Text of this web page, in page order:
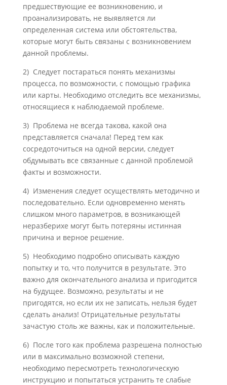
предшествую­щие ее возникновению, и
проанализировать, не выявляется ли
определенная система или обстоятельства,
которые могут быть связаны с возникновением
данной проблемы.
2) Следует постараться понять механизмы
процесса, по возможности, с помощью графика
или карты. Необходимо отследить все механизмы,
относящиеся к на­блюдаемой проблеме.
3) Проблема не всегда такова, какой она
представляется сначала! Перед тем как
сосредоточиться на одной версии, следует
обдумывать все связанные с данной проблемой
факты и возможности.
4) Изменения следует осуществлять методично и
последовательно. Если одно­временно менять
слишком много параметров, в возникающей
неразберихе мо­гут быть потеряны истинная
причина и верное решение.
5) Необходимо подробно описывать каждую
попытку и то, что получится в ре­зультате. Это
важно для окончательного анализа и пригодится
на будущее. Возможно, результаты и не
пригодятся, но если их не записать, нельзя будет
сделать анализ! Отрицательные результаты
зачастую столь же важны, как и по­ложительные.
6) После того как проблема разрешена полностью
или в максимально возможной степени,
необходимо пересмотреть технологическую
инструкцию и попытать­ся устранить те слабые